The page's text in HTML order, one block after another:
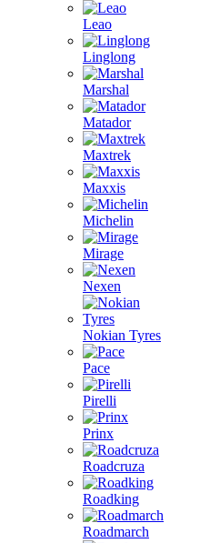
Leao
Linglong
Marshal
Matador
Maxtrek
Maxxis
Michelin
Mirage
Nexen
Nokian Tyres
Pace
Pirelli
Prinx
Roadcruza
Roadking
Roadmarch